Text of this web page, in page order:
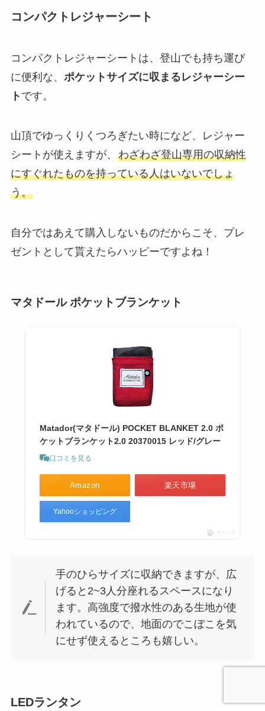
コンパクトレジャーシート
コンパクトレジャーシートは、登山でも持ち運び
に便利な、 ポケットサイズに収まるレジャーシー
ト です。
山頂でゆっくりくつろぎたい時になど、レジャー
シートが使えますが、 わざわざ登山専用の収納性
にすぐれたものを持っている人はいないでしょ
う。
自分ではあえて購入しないものだからこそ、プレ
ゼントとして貰えたらハッピーですよね！
マタドール ポケットブランケット
Matador(マタドール) POCKET BLANKET 2.0 ポ
ケットブランケット2.0 20370015 レッド/グレー
口コミを見る
Amazon 楽天市場
Yahooショッピング
ポチップ
手のひらサイズに収納できますが、広
げると2~3人分座れるスペースになり
ます。高強度で撥水性のある生地が使
われているので、地面のでこぼこを気
にせず使えるところも嬉しい。
LEDランタン